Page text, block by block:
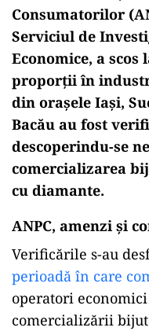
Consumatorilor
Serviciul de
Economice, a
proporții în
din orașele Iași,
Bacău au fost
descoperindu-se
comercializarea
cu diamante.
ANPC, amenzi și
Verificările s-au
perioadă în care
operatori
comercializării